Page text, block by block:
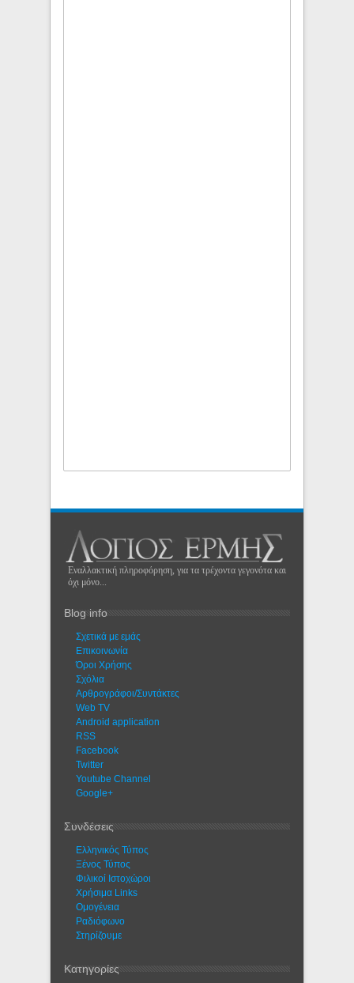
Εναλλακτική πληροφόρηση, για τα τρέχοντα γεγονότα και
όχι μόνο...
Blog info
Σχετικά με εμάς
Eπικοινωνία
Όροι Χρήσης
Σχόλια
Αρθρογράφοι/Συντάκτες
Web TV
Android application
RSS
Facebook
Twitter
Youtube Channel
Google+
Συνδέσεις
Ελληνικός Τύπος
Ξένος Τύπος
Φιλικοί Ιστοχώροι
Χρήσιμα Links
Ομογένεια
Ραδιόφωνο
Στηρίζουμε
Κατηγορίες